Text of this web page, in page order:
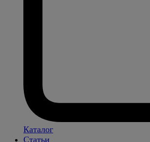
Каталог
Статьи